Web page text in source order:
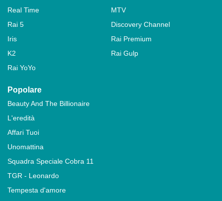
Real Time
MTV
Rai 5
Discovery Channel
Iris
Rai Premium
K2
Rai Gulp
Rai YoYo
Popolare
Beauty And The Billionaire
L'eredità
Affari Tuoi
Unomattina
Squadra Speciale Cobra 11
TGR - Leonardo
Tempesta d'amore